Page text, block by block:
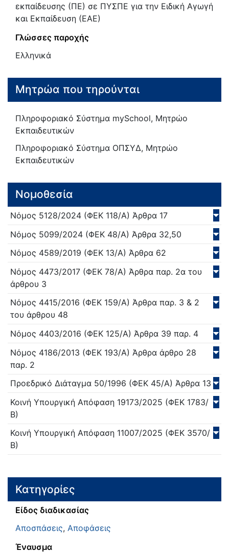
εκπαίδευσης (ΠΕ) σε ΠΥΣΠΕ για την Ειδική Αγωγή
και Εκπαίδευση (ΕΑΕ)
Γλώσσες παροχής
Ελληνικά
Μητρώα που τηρούνται
Πληροφοριακό Σύστημα mySchool, Μητρώο
Εκπαιδευτικών
Πληροφοριακό Σύστημα ΟΠΣΥΔ, Μητρώο
Εκπαιδευτικών
Νομοθεσία
Νόμος 5128/2024 (ΦΕΚ 118/Α) Άρθρα 17
Νόμος 5099/2024 (ΦΕΚ 48/Α) Άρθρα 32,50
Νόμος 4589/2019 (ΦΕΚ 13/Α) Άρθρα 62
Νόμος 4473/2017 (ΦΕΚ 78/Α) Άρθρα παρ. 2α του
άρθρου 3
Νόμος 4415/2016 (ΦΕΚ 159/Α) Άρθρα παρ. 3 & 2
του άρθρου 48
Νόμος 4403/2016 (ΦΕΚ 125/Α) Άρθρα 39 παρ. 4
Νόμος 4186/2013 (ΦΕΚ 193/Α) Άρθρα άρθρο 28
παρ. 2
Προεδρικό Διάταγμα 50/1996 (ΦΕΚ 45/Α) Άρθρα 13
Κοινή Υπουργική Απόφαση 19173/2025 (ΦΕΚ 1783/
Β)
Κοινή Υπουργική Απόφαση 11007/2025 (ΦΕΚ 3570/
Β)
Κατηγορίες
Είδος διαδικασίας
Αποσπάσεις, Αποφάσεις
Έναυσμα